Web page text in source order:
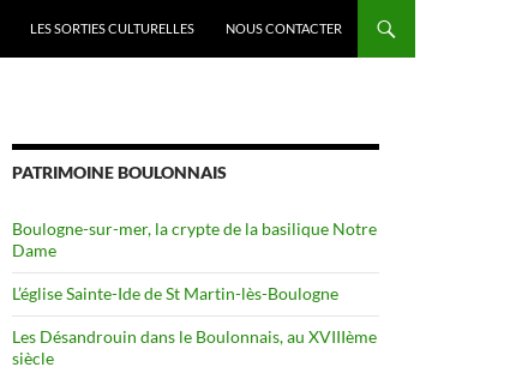
LES SORTIES CULTURELLES NOUS CONTACTER
PATRIMOINE BOULONNAIS
Boulogne-sur-mer, la crypte de la basilique Notre
Dame
L’église Sainte-Ide de St Martin-lès-Boulogne
Les Désandrouin dans le Boulonnais, au XVIIIème
siècle